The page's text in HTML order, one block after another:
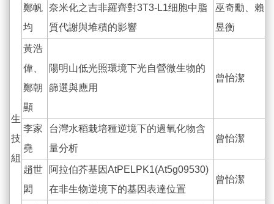
生
技
組
鄭帆
均
奈米化之吉非羅齊對3T3-L1细胞中脂
質代謝與堆積的影響
巫奇勳、賴
昱衡
黃浩
偉、
鄭朝
顯
陽明山低光照環境下光自營微生物的
篩選與應用
曾怡潔
李家
堯
台灣水稻栽培種逆境下的過氧化物含
量分析
曾怡潔
趙世
閎
阿拉伯芥基因AtPELPK1(At5g09530)
在非生物逆境下的基因表達位置
曾怡潔